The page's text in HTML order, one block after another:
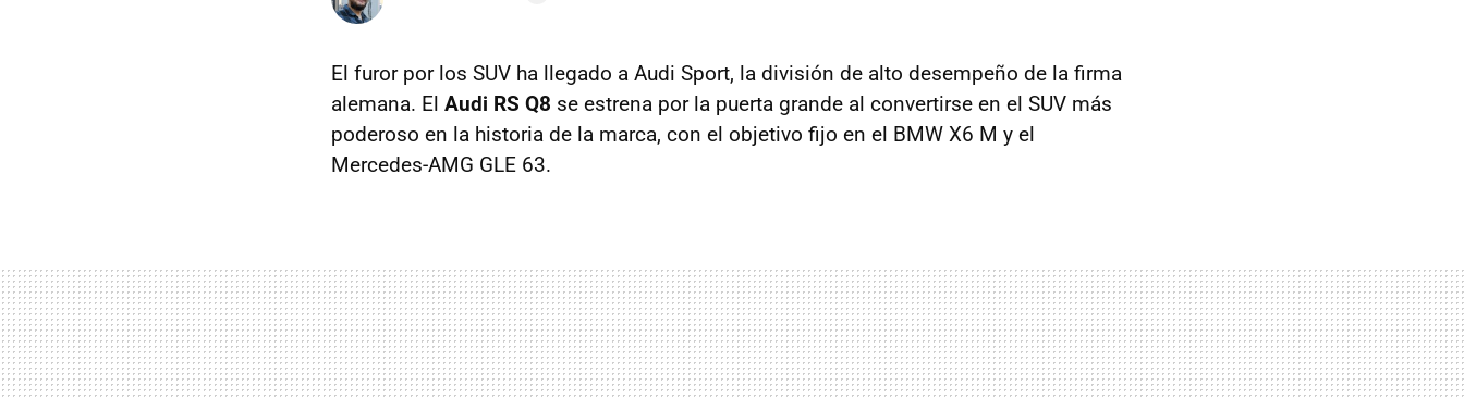
El furor por los SUV ha llegado a Audi Sport, la división de alto desempeño de la firma
alemana. El Audi RS Q8 se estrena por la puerta grande al convertirse en el SUV más
poderoso en la historia de la marca, con el objetivo fijo en el BMW X6 M y el
Mercedes-AMG GLE 63.